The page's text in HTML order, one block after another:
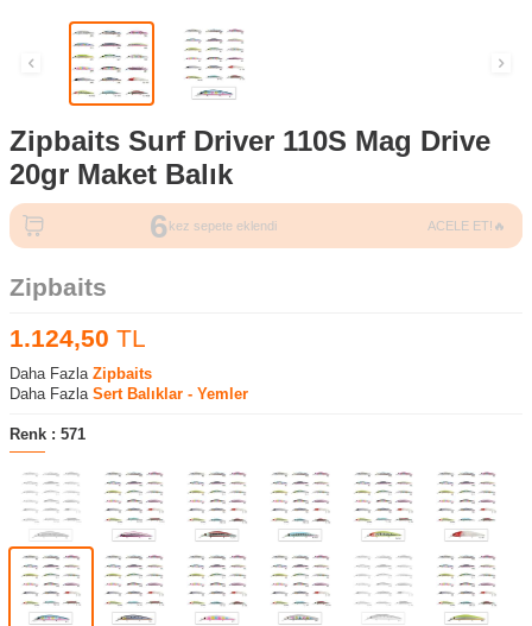
Zipbaits Surf Driver 110S Mag Drive
20gr Maket Balık
6 kez sepete eklendi
223 kez görüntülendi ACELE ET!🔥
Zipbaits
1.124,50 TL
Daha Fazla Zipbaits
Daha Fazla Sert Balıklar - Yemler
Renk : 571